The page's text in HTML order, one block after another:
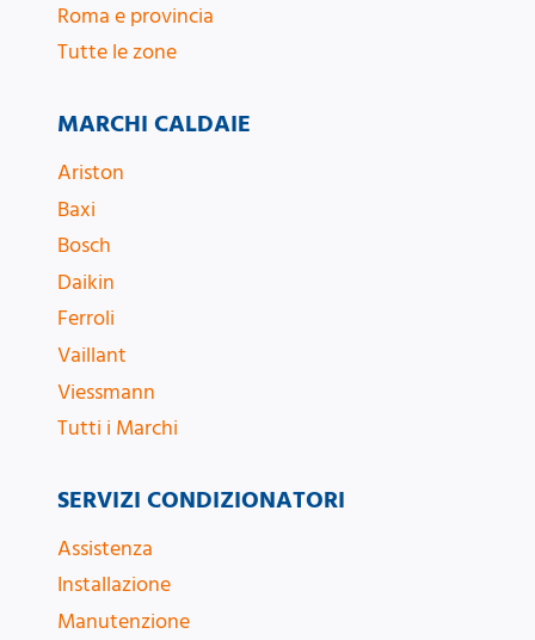
Roma e provincia
Tutte le zone
MARCHI CALDAIE
Ariston
Baxi
Bosch
Daikin
Ferroli
Vaillant
Viessmann
Tutti i Marchi
SERVIZI CONDIZIONATORI
Assistenza
Installazione
Manutenzione